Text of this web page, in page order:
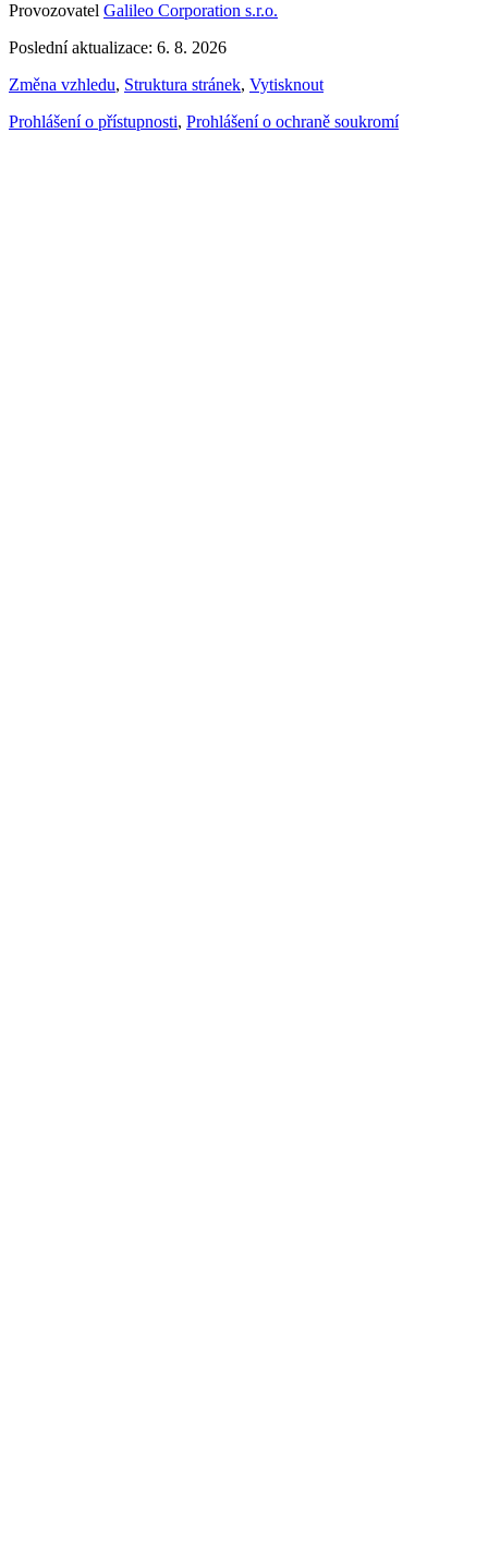
Provozovatel Galileo Corporation s.r.o.
Poslední aktualizace: 6. 8. 2026
Změna vzhledu, Struktura stránek, Vytisknout
Prohlášení o přístupnosti, Prohlášení o ochraně soukromí